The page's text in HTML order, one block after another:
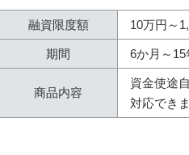
融資限度額 10万円～
期間 6か月～15
商品内容
資金使途
対応できま